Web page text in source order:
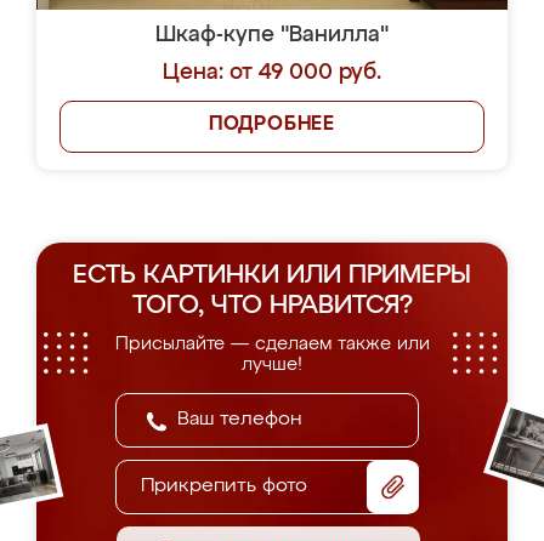
Шкаф-купе "Ванилла"
Цена: от 49 000 руб.
ПОДРОБНЕЕ
ЕСТЬ КАРТИНКИ ИЛИ ПРИМЕРЫ
ТОГО, ЧТО НРАВИТСЯ?
Присылайте — сделаем также или
лучше!
Прикрепить фото